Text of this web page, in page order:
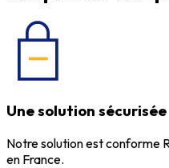
Une solution sécurisée
Notre solution est conforme
en France.